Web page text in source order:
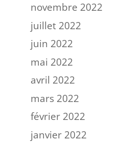
novembre 2022
juillet 2022
juin 2022
mai 2022
avril 2022
mars 2022
février 2022
janvier 2022